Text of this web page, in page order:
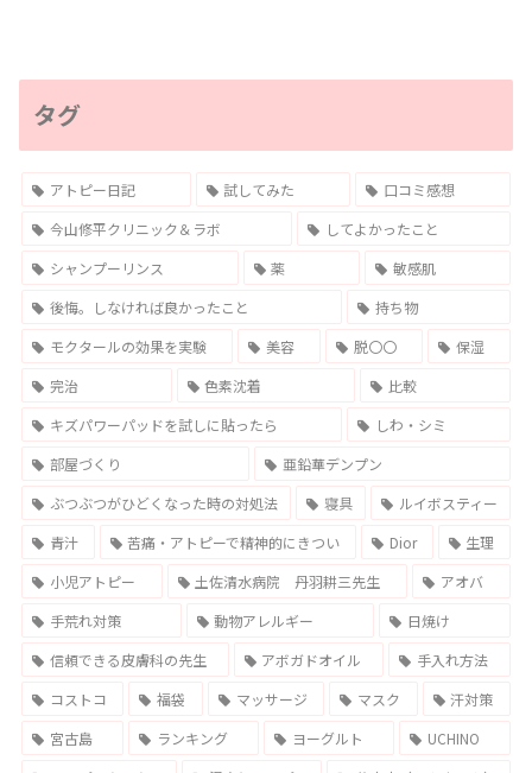
タグ
アトピー日記 試してみた
口コミ感想
今山修平クリニック＆ラボ
してよかったこと
シャンプーリンス
薬
敏感肌
後悔。しなければ良かったこと
持ち物
モクタールの効果を実験
美容 脱〇〇
保湿
完治
色素沈着
比較
キズパワーパッドを試しに貼ったら
しわ・シミ
部屋づくり
亜鉛華デンプン
ぶつぶつがひどくなった時の対処法
寝具
ルイボスティー
青汁
苦痛・アトピーで精神的にきつい Dior
生理
小児アトピー
土佐清水病院 丹羽耕三先生
アオバ
手荒れ対策
動物アレルギー
日焼け
信頼できる皮膚科の先生
アボガドオイル
手入れ方法
コストコ
福袋 マッサージ マスク
汗対策
宮古島
ランキング ヨーグルト
UCHINO